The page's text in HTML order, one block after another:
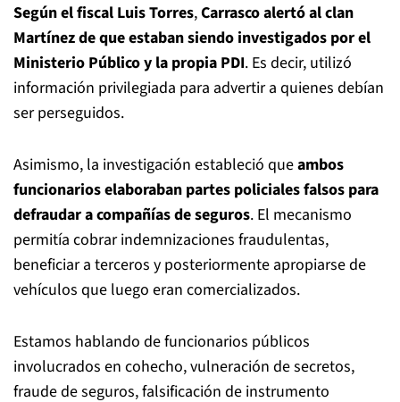
Según el fiscal Luis Torres,Carrasco alertó al clan
Martínez de que estaban siendo investigados por el
Ministerio Público y la propia PDI. Es decir, utilizó
información privilegiada para advertir a quienes debían
ser perseguidos.
Asimismo, la investigación estableció queambos
funcionarios elaboraban partes policiales falsos para
defraudar a compañías de seguros. El mecanismo
permitía cobrar indemnizaciones fraudulentas,
beneficiar a terceros y posteriormente apropiarse de
vehículos que luego eran comercializados.
Estamos hablando de funcionarios públicos
involucrados en cohecho, vulneración de secretos,
fraude de seguros, falsificación de instrumento